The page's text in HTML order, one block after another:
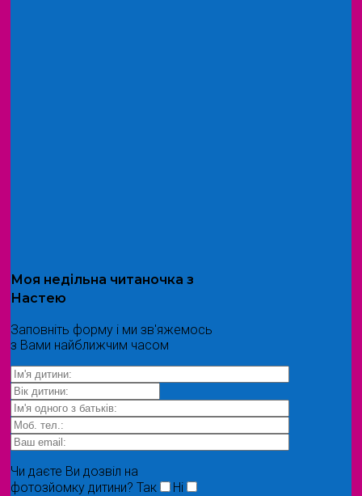
Моя недільна читаночка з
Настею
Заповніть форму і ми зв'яжемось
з Вами найближчим часом
Чи даєте Ви дозвіл на
фотозйомку дитини? Так Ні